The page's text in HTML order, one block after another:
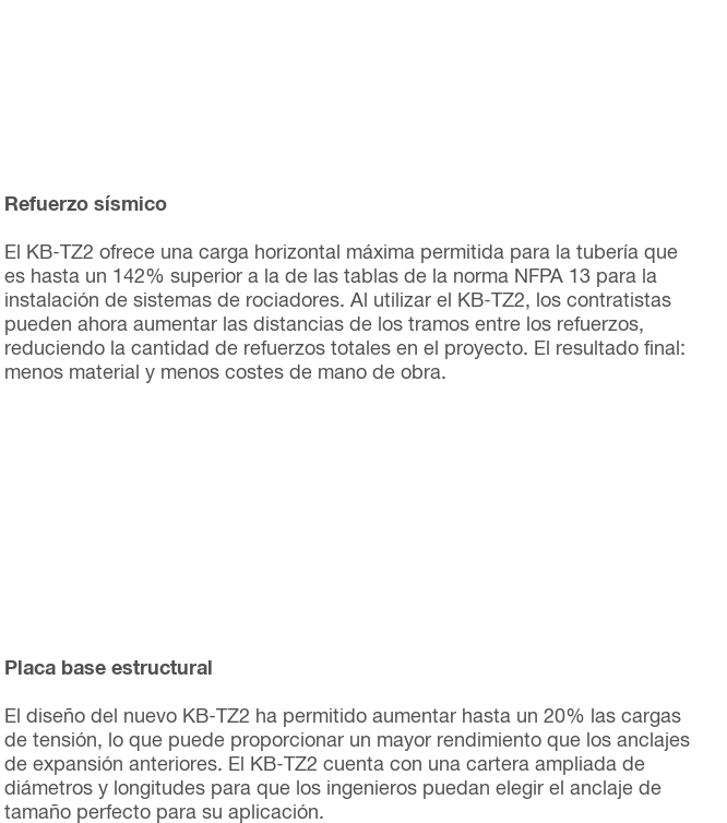
Refuerzo sísmico
El KB-TZ2 ofrece una carga horizontal máxima permitida para la tubería que
es hasta un 142% superior a la de las tablas de la norma NFPA 13 para la
instalación de sistemas de rociadores. Al utilizar el KB-TZ2, los contratistas
pueden ahora aumentar las distancias de los tramos entre los refuerzos,
reduciendo la cantidad de refuerzos totales en el proyecto. El resultado final:
menos material y menos costes de mano de obra.
Placa base estructural
El diseño del nuevo KB-TZ2 ha permitido aumentar hasta un 20% las cargas
de tensión, lo que puede proporcionar un mayor rendimiento que los anclajes
de expansión anteriores. El KB-TZ2 cuenta con una cartera ampliada de
diámetros y longitudes para que los ingenieros puedan elegir el anclaje de
tamaño perfecto para su aplicación.